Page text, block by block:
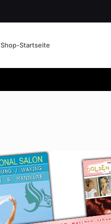
Shop-Startseite